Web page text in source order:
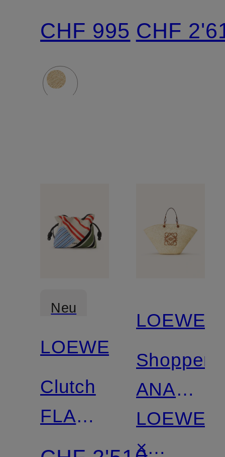
MEDIUM
CHF 995 CHF
Neu
LOEWE
Clutch
FLAMENCO
MEDIUM
LOEWE
Shopper
LARGE
LOEWE
×